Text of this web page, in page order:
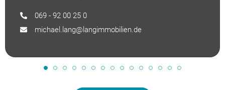
069 - 92 00 25 0
michael.lang@langimmobilien.de